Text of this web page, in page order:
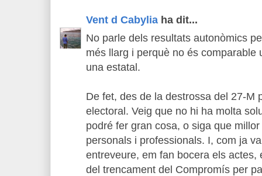
Vent d Cabylia ha dit...
No parle dels resultats autonòmics
més llarg i perquè no és comparable
una estatal.
De fet, des de la destrossa del 27-M
electoral. Veig que no hi ha molta
podré fer gran cosa, o siga que
personals i professionals. I, com ja
entreveure, em fan bocera els actes,
del trencament del Compromís per